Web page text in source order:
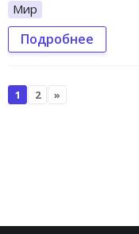
Мир
Подробнее
1 2 »